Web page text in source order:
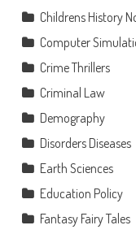
Childrens History
Computer
Crime Thrillers
Criminal Law
Demography
Disorders Diseases
Earth Sciences
Education Policy
Fantasy Fairy Tales